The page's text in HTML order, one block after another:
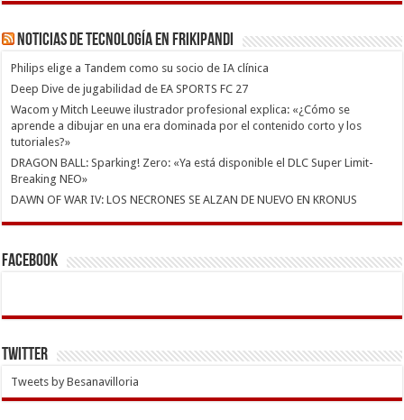
Noticias de Tecnología en Frikipandi
Philips elige a Tandem como su socio de IA clínica
Deep Dive de jugabilidad de EA SPORTS FC 27
Wacom y Mitch Leeuwe ilustrador profesional explica: «¿Cómo se
aprende a dibujar en una era dominada por el contenido corto y los
tutoriales?»
DRAGON BALL: Sparking! Zero: «Ya está disponible el DLC Super Limit-
Breaking NEO»
DAWN OF WAR IV: LOS NECRONES SE ALZAN DE NUEVO EN KRONUS
Facebook
Twitter
Tweets by Besanavilloria